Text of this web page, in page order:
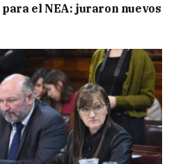
el NEA: juraron nuevos